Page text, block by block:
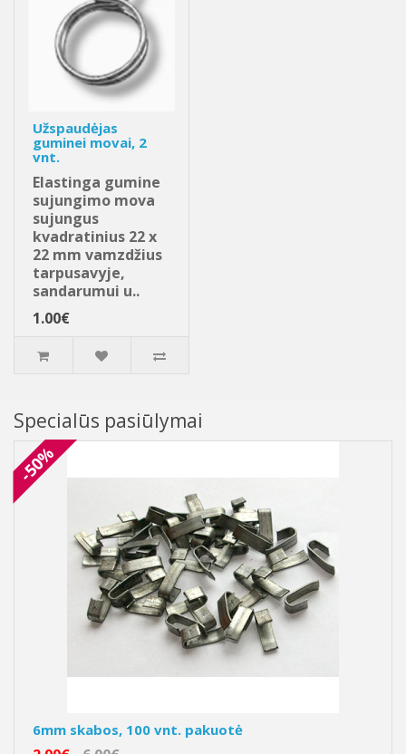
Užspaudėjas
guminei movai, 2
vnt.
Elastinga gumine
sujungimo mova
sujungus
kvadratinius 22 x
22 mm vamzdžius
tarpusavyje,
sandarumui u..
1.00€
Specialūs pasiūlymai
-50%
6mm skabos, 100 vnt. pakuotė